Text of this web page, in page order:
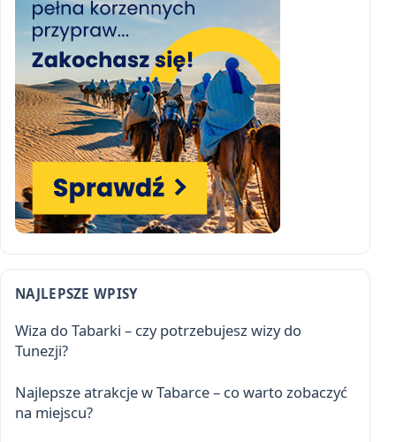
NAJLEPSZE WPISY
Wiza do Tabarki – czy potrzebujesz wizy do
Tunezji?
Najlepsze atrakcje w Tabarce – co warto zobaczyć
na miejscu?